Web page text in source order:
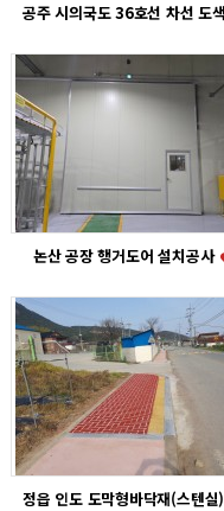
논산 공장 행거도어 설치공사
정읍 인도 도막형바닥재(스텐실)